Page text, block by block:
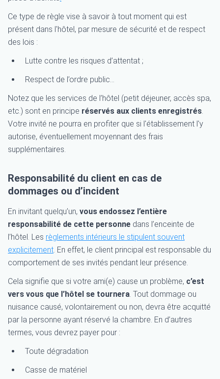
Ce type de règle vise à savoir à tout moment qui est
présent dans l'hôtel, par mesure de sécurité et de respect
des lois :
Lutte contre les risques d’attentat ;
Respect de l’ordre public...
Notez que les services de l’hôtel (petit déjeuner, accès spa,
etc.) sont en principe réservés aux clients enregistrés.
Votre invité ne pourra en profiter que si l'établissement l'y
autorise, éventuellement moyennant des frais
supplémentaires.
Responsabilité du client en cas de
dommages ou d’incident
En invitant quelqu’un, vous endossez l’entière
responsabilité de cette personne dans l’enceinte de
l’hôtel. Les règlements intérieurs le stipulent souvent
explicitement. En effet, le client principal est responsable du
comportement de ses invités pendant leur présence.
Cela signifie que si votre ami(e) cause un problème, c’est
vers vous que l’hôtel se tournera. Tout dommage ou
nuisance causé, volontairement ou non, devra être acquitté
par la personne ayant réservé la chambre. En d’autres
termes, vous devrez payer pour :
Toute dégradation
Casse de matériel